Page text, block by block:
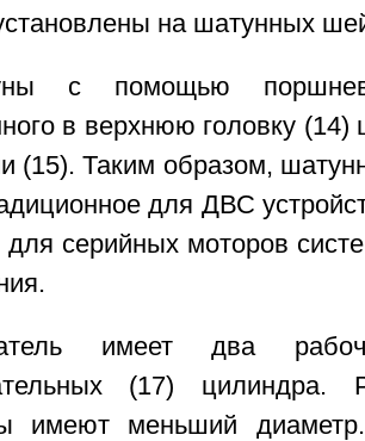
на шатунных
с помощью
в верхнюю головку
(15). Таким образом,
для ДВС
серийных моторов
имеет два
(17) цилиндра.
имеют меньший